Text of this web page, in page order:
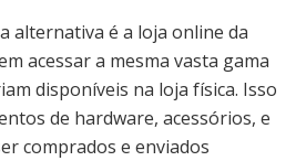
alternativa é a loja online da
acessar a mesma vasta gama
disponíveis na loja física. Isso
de hardware, acessórios, e
comprados e enviados